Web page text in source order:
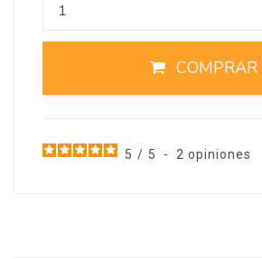
COMPRAR
5 / 5 - 2 opiniones